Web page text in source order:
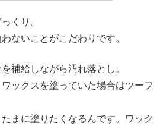
くり。
ないことがこだわりです。
補給しながら汚れ落とし。
ックスを塗っていた場合はツーフ
まに塗りたくなるんです。ワック